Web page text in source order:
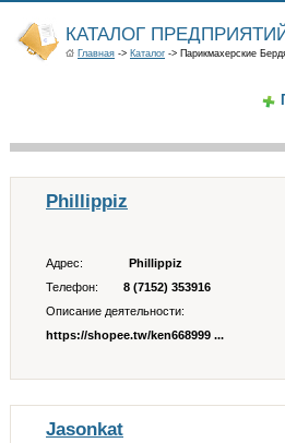
КАТАЛОГ
Главная -> Каталог -> Парикмахерские
Phillippiz
Адрес:
Phillippiz
Телефон:
8 (7152) 353916
Описание деятельности:
https://shopee.tw/ken668999 ...
Jasonkat